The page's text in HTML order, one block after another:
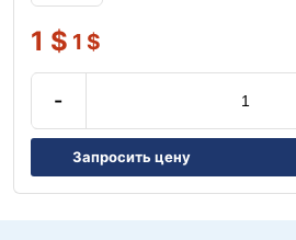
1 $ 1 $
-
Запросить цену